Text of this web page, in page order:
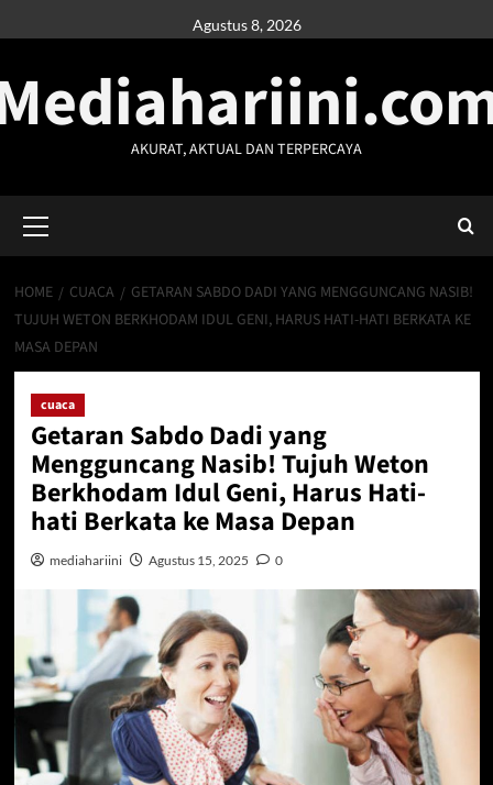
to
Agustus 8, 2026
AKURAT, AKTUAL DAN TERPERCAYA
Menu
HOME CUACA
GETARAN SABDO DADI YANG MENGGUNCANG NASIB!
TUJUH WETON BERKHODAM IDUL GENI, HARUS HATI-HATI BERKATA KE
MASA DEPAN
cuaca
Getaran Sabdo Dadi yang
Mengguncang Nasib! Tujuh Weton
Berkhodam Idul Geni, Harus Hati-
hati Berkata ke Masa Depan
mediahariini Agustus 15, 2025 0